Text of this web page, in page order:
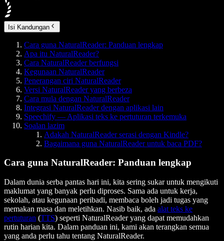
Isi Kandungan
Cara guna NaturalReader: Panduan lengkap
Apa itu NaturalReader?
Cara NaturalReader berfungsi
Kegunaan NaturalReader
Penerangan ciri NaturalReader
Versi NaturalReader yang berbeza
Cara mula dengan NaturalReader
Integrasi NaturalReader dengan aplikasi lain
Speechify — Aplikasi teks ke pertuturan terkemuka
Soalan lazim
Adakah NaturalReader serasi dengan Kindle?
Bagaimana guna NaturalReader untuk baca PDF?
Cara guna NaturalReader: Panduan lengkap
Dalam dunia serba pantas hari ini, kita sering sukar untuk mengikuti
maklumat yang banyak perlu diproses. Sama ada untuk kerja,
sekolah, atau kegunaan peribadi, membaca boleh jadi tugas yang
memakan masa dan meletihkan. Nasib baik, ada alat teks ke
pertuturan (TTS) seperti NaturalReader yang dapat memudahkan
rutin harian kita. Dalam panduan ini, kami akan terangkan semua
yang anda perlu tahu tentang NaturalReader.